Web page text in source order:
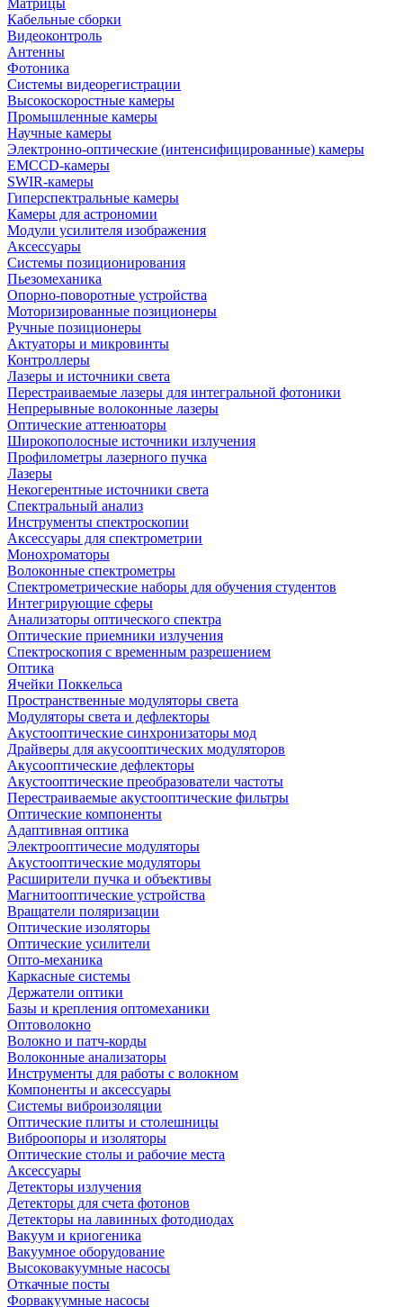
Матрицы
Кабельные сборки
Видеоконтроль
Антенны
Фотоника
Cистемы видеорегистрации
Высокоскоростные камеры
Промышленные камеры
Научные камеры
Электронно-оптические (интенсифицированные) камеры
EMCCD-камеры
SWIR-камеры
Гиперспектральные камеры
Камеры для астрономии
Модули усилителя изображения
Аксессуары
Системы позиционирования
Пьезомеханика
Опорно-поворотные устройства
Моторизированные позиционеры
Ручные позиционеры
Актуаторы и микровинты
Контроллеры
Лазеры и источники света
Перестраиваемые лазеры для интегральной фотоники
Непрерывные волоконные лазеры
Оптические аттенюаторы
Широкополосные источники излучения
Профилометры лазерного пучка
Лазеры
Некогерентные источники света
Спектральный анализ
Инструменты спектроскопии
Аксессуары для спектрометрии
Монохроматоры
Волоконные спектрометры
Спектрометрические наборы для обучения студентов
Интегрирующие сферы
Анализаторы оптического спектра
Оптические приемники излучения
Спектроскопия с временным разрешением
Оптика
Ячейки Поккельса
Пространственные модуляторы света
Модуляторы света и дефлекторы
Акустооптические синхронизаторы мод
Драйверы для акусооптических модуляторов
Акусооптические дефлекторы
Акустооптические преобразователи частоты
Перестраиваемые акустооптические фильтры
Оптические компоненты
Адаптивная оптика
Электрооптичесие модуляторы
Акустооптические модуляторы
Расширители пучка и объективы
Магнитооптические устройства
Вращатели поляризации
Оптические изоляторы
Оптические усилители
Опто-механика
Каркасные системы
Держатели оптики
Базы и крепления оптомеханики
Оптоволокно
Волокно и патч-корды
Волоконные анализаторы
Инструменты для работы с волокном
Компоненты и аксессуары
Системы виброизоляции
Оптические плиты и столешницы
Виброопоры и изоляторы
Оптические столы и рабочие места
Аксессуары
Детекторы излучения
Детекторы для счета фотонов
Детекторы на лавинных фотодиодах
Вакуум и криогеника
Вакуумное оборудование
Высоковакуумные насосы
Откачные посты
Форвакуумные насосы